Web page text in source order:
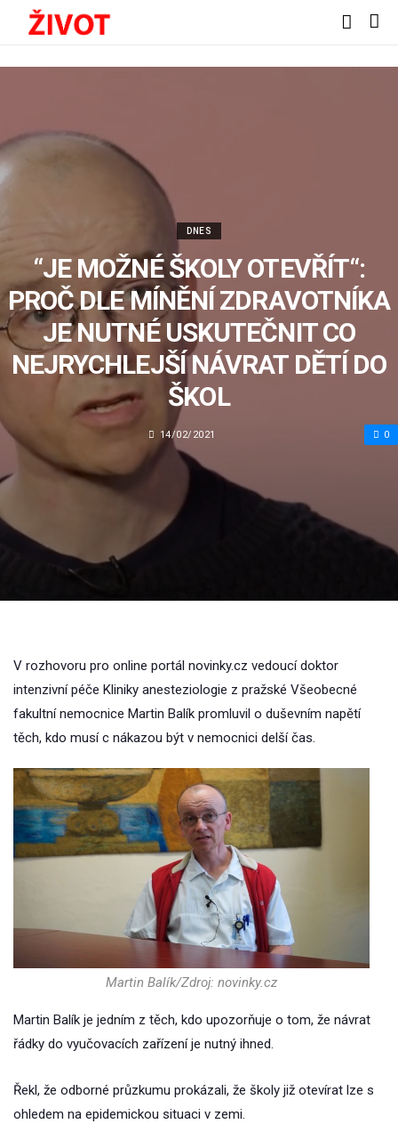
DNES
“JE MOŽNÉ ŠKOLY OTEVŘÍT“:
PROČ DLE MÍNĚNÍ ZDRAVOTNÍKA
JE NUTNÉ USKUTEČNIT CO
NEJRYCHLEJŠÍ NÁVRAT DĚTÍ DO
ŠKOL
14/02/2021 0
V rozhovoru pro online portál novinky.cz vedoucí doktor
intenzivní péče Kliniky anesteziologie z pražské Všeobecné
fakultní nemocnice Martin Balík promluvil o duševním napětí
těch, kdo musí c nákazou být v nemocnici delší čas.
Martin Balík/Zdroj: novinky.cz
Martin Balík je jedním z těch, kdo upozorňuje o tom, že návrat
řádky do vyučovacích zařízení je nutný ihned.
Řekl, že odborné průzkumu prokázali, že školy již otevírat lze s
ohledem na epidemickou situaci v zemi.